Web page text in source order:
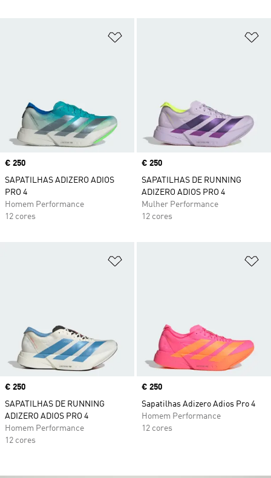
Price
€ 250
SAPATILHAS ADIZERO ADIOS
PRO 4
Homem Performance
12 cores
Price
€ 250
SAPATILHAS DE RUNNING
ADIZERO ADIOS PRO 4
Mulher Performance
12 cores
Price
€ 250
SAPATILHAS DE RUNNING
ADIZERO ADIOS PRO 4
Homem Performance
12 cores
Price
€ 250
Sapatilhas Adizero Adios Pro 4
Homem Performance
12 cores